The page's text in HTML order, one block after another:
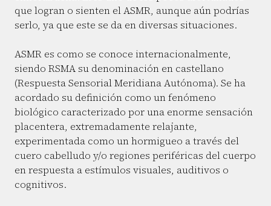
que logran o sienten el ASMR, aunque aún podrías
serlo, ya que este se da en diversas situaciones.
ASMR es como se conoce internacionalmente,
siendo RSMA su denominación en castellano
(Respuesta Sensorial Meridiana Autónoma). Se ha
acordado su definición como un fenómeno
biológico caracterizado por una enorme sensación
placentera, extremadamente relajante,
experimentada como un hormigueo a través del
cuero cabelludo y/o regiones periféricas del cuerpo
en respuesta a estímulos visuales, auditivos o
cognitivos.